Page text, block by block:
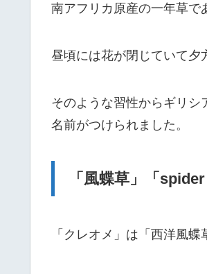
南アフリカ原産の一年草で
昼頃には花が閉じていて夕
そのような習性からギリシ
名前がつけられました。
「風蝶草」「
「クレオメ」は「西洋風